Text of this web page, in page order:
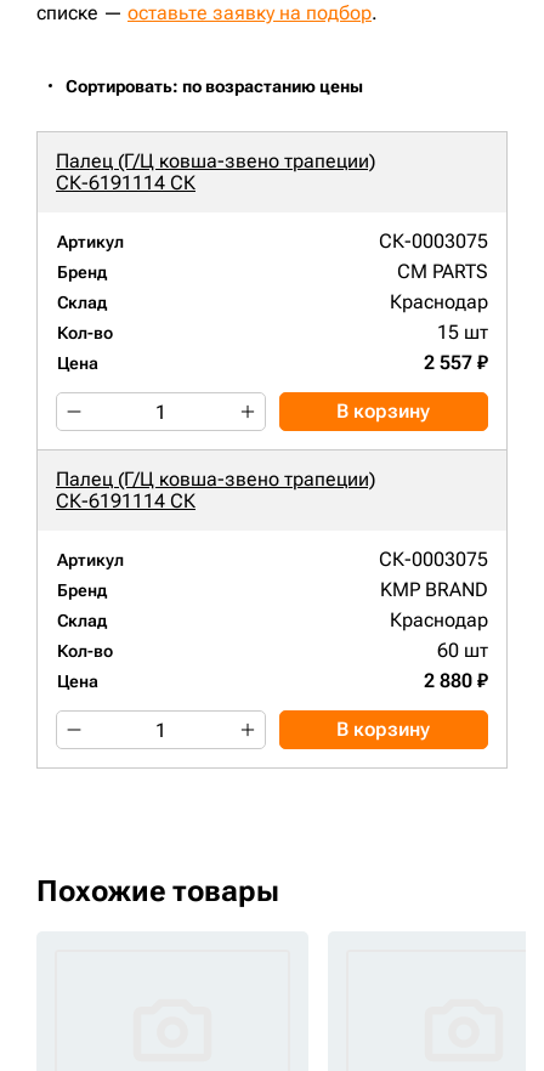
списке — оставьте заявку на подбор.
Сортировать: по возрастанию цены
Палец (Г/Ц ковша-звено трапеции)
СК-6191114 СК
Артикул СК-0003075
Бренд CM PARTS
Склад Краснодар
Кол-во 15 шт
Цена 2 557 ₽
В корзину
Палец (Г/Ц ковша-звено трапеции)
СК-6191114 СК
Артикул СК-0003075
Бренд KMP BRAND
Склад Краснодар
Кол-во 60 шт
Цена 2 880 ₽
В корзину
Похожие товары